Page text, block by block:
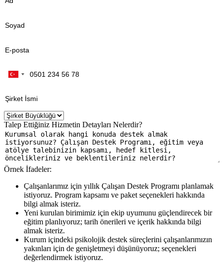
Talep Ettiğiniz Hizmetin Detayları Nelerdir?
Örnek İfadeler:
Çalışanlarımız için yıllık Çalışan Destek Programı planlamak
istiyoruz. Program kapsamı ve paket seçenekleri hakkında
bilgi almak isteriz.
Yeni kurulan birimimiz için ekip uyumunu güçlendirecek bir
eğitim planlıyoruz; tarih önerileri ve içerik hakkında bilgi
almak isteriz.
Kurum içindeki psikolojik destek süreçlerini çalışanlarımızın
yakınları için de genişletmeyi düşünüyoruz; seçenekleri
değerlendirmek istiyoruz.